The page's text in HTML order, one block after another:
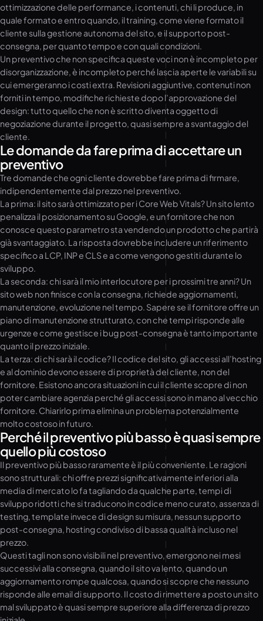
ottimizzazione delle performance, i contenuti, chi li produce, in
quale formato e entro quando, il training, come viene formato il
cliente sulla gestione autonoma del sito, e il supporto post-
consegna, per quanto tempo e con quali condizioni.
Un preventivo che non specifica queste voci non è incompleto per
disorganizzazione, è incompleto perché lascia aperte le variabili su
cui emergeranno i costi extra. Revisioni aggiuntive, contenuti non
forniti in tempo, modifiche richieste dopo l’approvazione del
design: tutto quello che non è scritto diventa oggetto di
negoziazione durante il progetto, quasi sempre a svantaggio del
cliente.
Le domande da fare prima di accettare un
preventivo
Tre domande che ogni cliente dovrebbe fare prima di firmare,
indipendentemente dal prezzo nel preventivo.
La prima: il sito sarà ottimizzato per i Core Web Vitals? Un sito lento
penalizza il posizionamento su Google, e un fornitore che non
conosce questo parametro sta vendendo un prodotto che partirà
già svantaggiato. La risposta dovrebbe includere un riferimento
specifico a LCP, INP e CLS e a come vengono gestiti durante lo
sviluppo.
La seconda: chi sarà il mio interlocutore per i prossimi tre anni? Un
sito web non finisce con la consegna, richiede aggiornamenti,
manutenzione, evoluzione nel tempo. Sapere se il fornitore offre un
piano di manutenzione strutturato, con che tempi risponde alle
urgenze e come gestisce i bug post-consegna è tanto importante
quanto il prezzo iniziale.
La terza: di chi sarà il codice? Il codice del sito, gli accessi all’hosting
e al dominio devono essere di proprietà del cliente, non del
fornitore. Esistono ancora situazioni in cui il cliente scopre di non
poter cambiare agenzia perché gli accessi sono in mano al vecchio
fornitore. Chiarirlo prima elimina un problema potenzialmente
molto costoso in futuro.
Perché il preventivo più basso è quasi sempre
quello più costoso
Il preventivo più basso raramente è il più conveniente. Le ragioni
sono strutturali: chi offre prezzi significativamente inferiori alla
media di mercato lo fa tagliando da qualche parte, tempi di
sviluppo ridotti che si traducono in codice meno curato, assenza di
testing, template invece di design su misura, nessun supporto
post-consegna, hosting condiviso di bassa qualità incluso nel
prezzo.
Questi tagli non sono visibili nel preventivo, emergono nei mesi
successivi alla consegna, quando il sito va lento, quando un
aggiornamento rompe qualcosa, quando si scopre che nessuno
risponde alle email di supporto. Il costo di rimettere a posto un sito
mal sviluppato è quasi sempre superiore alla differenza di prezzo